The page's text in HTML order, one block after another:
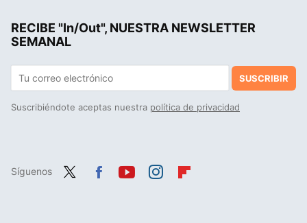
RECIBE "In/Out", NUESTRA NEWSLETTER
SEMANAL
SUSCRIBIR
Suscribiéndote aceptas nuestra política de privacidad
Síguenos